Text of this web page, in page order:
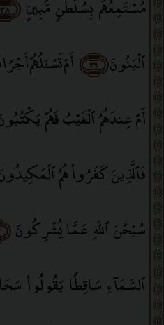
مُسْتَمِعُهُم بِسُلْطَٰنٍۢ مُّبِينٍ ﴿٣٨﴾
ٱلْبَنُونَ﴿٣٩﴾ أَمْ تَسْـَٔلُهُمْ
أَمْ عِندَهُمُ ٱلْغَيْبُ فَهُمْ
فَٱلَّذِينَ كَفَرُوا۟ هُمُ
سُبْحَٰنَ ٱللَّهِ عَمَّا يُشْرِكُونَ ﴿٤٣﴾
ٱلسَّمَآءِ سَاقِطًۭا يَقُولُوا۟